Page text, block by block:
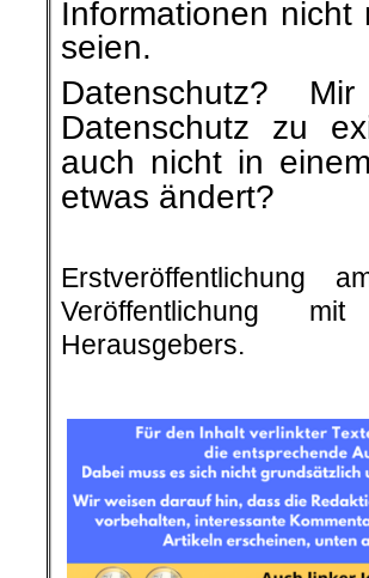
Informationen nicht
seien.
Datenschutz?
Datenschutz zu
auch nicht in
etwas ändert?
Veröffentlichung
Herausgebers.